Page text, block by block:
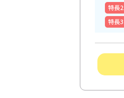
特⻑2
特⻑3